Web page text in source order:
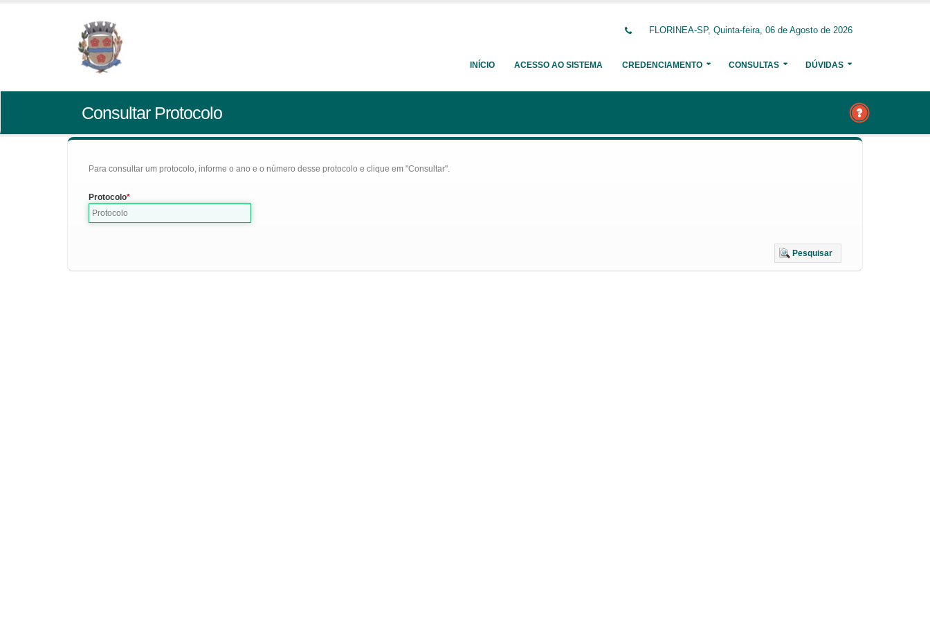
FLORINEA-SP, Quinta-feira, 06 de Agosto de 2026
INÍCIO ACESSO AO SISTEMA CREDENCIAMENTO CONSULTAS DÚVIDAS
Consultar Protocolo
Para consultar um protocolo, informe o ano e o número desse protocolo e clique em "Consultar".
Protocolo
Pesquisar